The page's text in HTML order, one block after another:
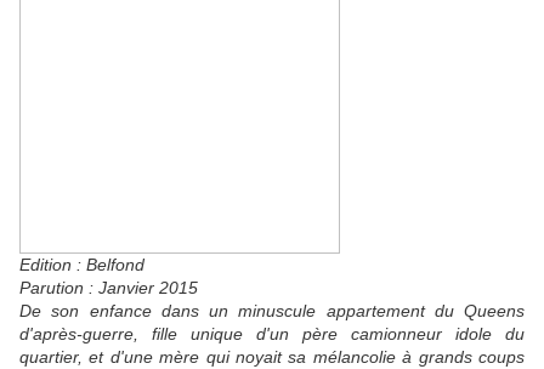
Edition : Belfond
Parution : Janvier 2015
De son enfance dans un minuscule appartement du Queens
d'après-guerre, fille unique d'un père camionneur idole du
quartier, et d'une mère qui noyait sa mélancolie à grands coups